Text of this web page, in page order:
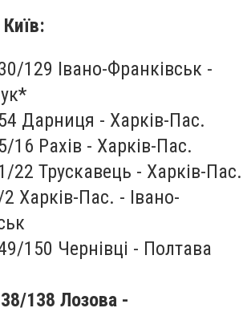
129 Івано-Франківськ -
Дарниця - Харків-Пас.
16 Рахів - Харків-Пас.
22 Трускавець - Харків-Пас.
Харків-Пас. - Івано-
150 Чернівці - Полтава
138 Лозова -